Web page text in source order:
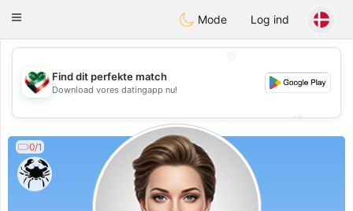
Kuwait Chat
Toggle
Mode Log ind
💖
💕
💕
Find dit perfekte match
Download vores datingapp nu!
0/1